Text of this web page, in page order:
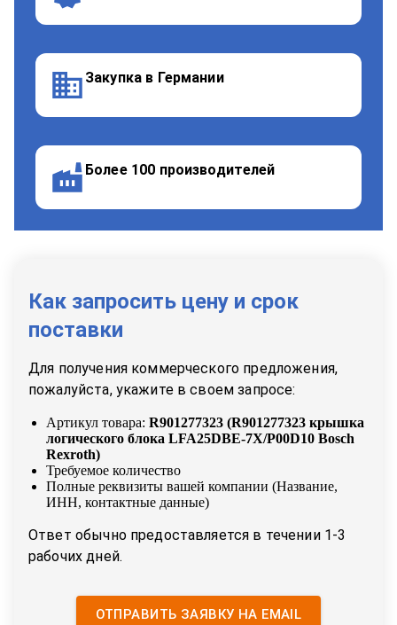
Закупка в Германии
Более 100 производителей
Как запросить цену и срок
поставки
Для получения коммерческого предложения,
пожалуйста, укажите в своем запросе:
Артикул товара: R901277323 (R901277323 крышка
логического блока LFA25DBE-7X/P00D10 Bosch
Rexroth)
Требуемое количество
Полные реквизиты вашей компании (Название,
ИНН, контактные данные)
Ответ обычно предоставляется в течении 1-3
рабочих дней.
ОТПРАВИТЬ ЗАЯВКУ НА EMAIL